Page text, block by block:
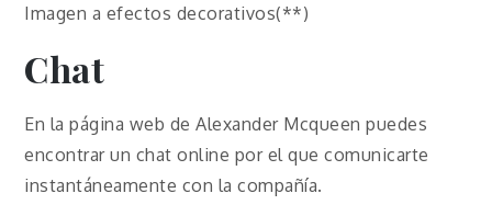
Imagen a efectos decorativos(**)
Chat
En la página web de Alexander Mcqueen puedes
encontrar un chat online por el que comunicarte
instantáneamente con la compañía.